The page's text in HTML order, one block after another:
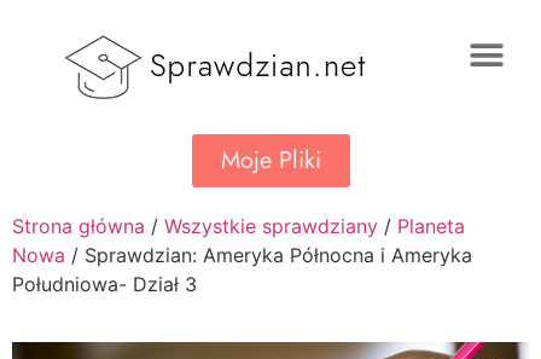
Moje Pliki
Strona główna / Wszystkie sprawdziany / Planeta
Nowa / Sprawdzian: Ameryka Północna i Ameryka
Południowa- Dział 3